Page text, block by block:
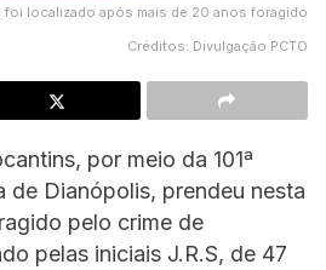
localizado após mais de 20 anos foragido
Créditos: Divulgação PCTO
por meio da 101ª
de Dianópolis, prendeu nesta
pelo crime de
pelas iniciais J.R.S, de 47